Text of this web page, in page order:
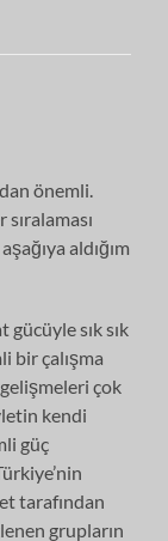
önemli.
aldığım
sık sık
bir çalışma
çok
kendi
güç
tarafından
grupların